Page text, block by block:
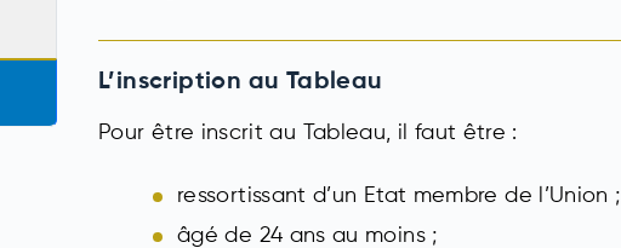
L’inscription au Tableau
Pour être inscrit au Tableau, il faut être :
ressortissant d’un Etat membre de l’Union ;
âgé de 24 ans au moins ;